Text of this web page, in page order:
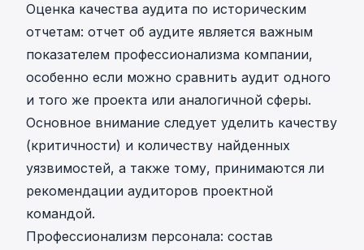
Оценка качества аудита по историческим
отчетам: отчет об аудите является важным
показателем профессионализма компании,
особенно если можно сравнить аудит одного
и того же проекта или аналогичной сферы.
Основное внимание следует уделить качеству
(критичности) и количеству найденных
уязвимостей, а также тому, принимаются ли
рекомендации аудиторов проектной
командой.
Профессионализм персонала: состав